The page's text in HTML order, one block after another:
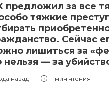
предложил за все
тяжкие
Сейчас
лишиться за
нельзя — за
назад 1 мин чтения